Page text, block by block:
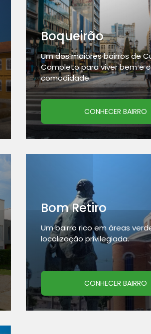
Boqueirão
Um dos maiores bairros de
Completo para viver bem e
comodidade.
CONHECER BAIRRO
Bom Retiro
Um bairro rico em áreas
localização privilegiada.
CONHECER BAIRRO